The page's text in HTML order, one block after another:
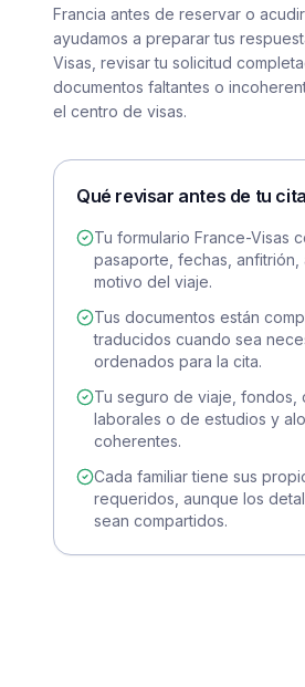
Francia antes de reservar o
ayudamos a preparar tus
Visas, revisar tu solicitud
documentos faltantes o
el centro de visas.
Qué revisar antes de tu cita
Tu formulario France-Visas
pasaporte, fechas, anfitrión,
motivo del viaje.
Tus documentos están
traducidos cuando sea
ordenados para la cita.
Tu seguro de viaje, fondos,
laborales o de estudios y
coherentes.
Cada familiar tiene sus
requeridos, aunque los
sean compartidos.